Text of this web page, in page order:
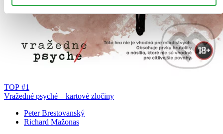
TOP #1
Vražedné psyché – kartové zločiny
Peter Brestovanský
Richard Mažonas